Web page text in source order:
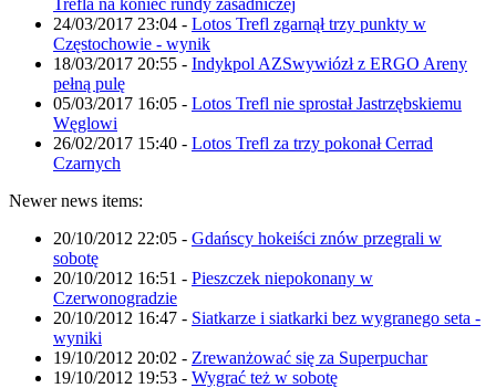
24/03/2017 23:04 - Lotos Trefl zgarnął trzy punkty w
Częstochowie - wynik
18/03/2017 20:55 - Indykpol AZSwywiózł z ERGO Areny
pełną pulę
05/03/2017 16:05 - Lotos Trefl nie sprostał Jastrzębskiemu
Węglowi
26/02/2017 15:40 - Lotos Trefl za trzy pokonał Cerrad
Czarnych
Newer news items:
20/10/2012 22:05 - Gdańscy hokeiści znów przegrali w
sobotę
20/10/2012 16:51 - Pieszczek niepokonany w
Czerwonogradzie
20/10/2012 16:47 - Siatkarze i siatkarki bez wygranego seta -
wyniki
19/10/2012 20:02 - Zrewanżować się za Superpuchar
19/10/2012 19:53 - Wygrać też w sobotę